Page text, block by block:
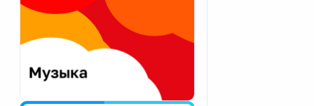
Екатеринбург
Калининград
Калуга